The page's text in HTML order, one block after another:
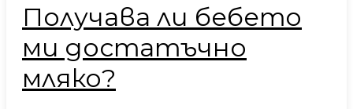
Получава ли бебето
ми достатъчно
мляко?